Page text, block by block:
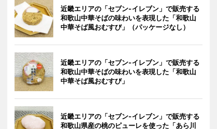
近畿エリアの「セブン-イレブン」で販売する
和歌山中華そばの味わいを表現した「和歌山
中華そば風おむすび」（パッケージなし）
近畿エリアの「セブン-イレブン」で販売する
和歌山中華そばの味わいを表現した「和歌山
中華そば風おむすび」
近畿エリアの「セブン-イレブン」で販売する
和歌山県産の桃のピューレを使った「あら川